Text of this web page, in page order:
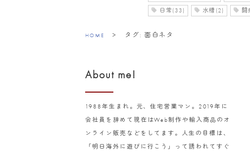
日常(33) 水槽(2) 闘
HOME > タグ: 面白ネタ
About me!
1988年生まれ。元、住宅営業マン。2019年に
会社員を辞めて現在はWeb制作や輸入商品のオ
ンライン販売などをしてます。人生の目標は、
「明日海外に遊びに行こう」って誘われてすぐ